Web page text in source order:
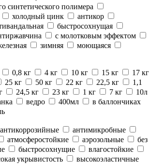
синтетического полимера
холодный цинк
антикор
быстросохнущая
с молотковым эффектом
зимняя
моющаяся
0,8 кг 4 кг 10 кг 15 кг
17 кг
25 кг 50 кг 22 кг 22,5 кг
1,1
24,5 кг 23 кг 1 кг 7 кг
10л
ведро 400мл
в баллончиках
антикоррозийные
антимикробные
атмосферостойкие аэрозольные
без
быстросохнущие
влагостойкие
укрывистость
высокоэластичные